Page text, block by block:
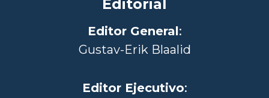
Editorial
Editor General:
Gustav-Erik Blaalid
Editor Ejecutivo: